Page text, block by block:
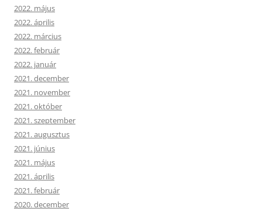
2022. május
2022. április
2022. március
2022. február
2022. január
2021. december
2021. november
2021. október
2021. szeptember
2021. augusztus
2021. június
2021. május
2021. április
2021. február
2020. december